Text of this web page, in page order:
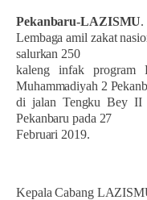
Pekanbaru-LAZISMU.
Lembaga amil zakat
salurkan 250
kaleng infak program
Muhammadiyah 2
di jalan Tengku Bey II
Pekanbaru pada 27
Februari 2019.
Kepala Cabang